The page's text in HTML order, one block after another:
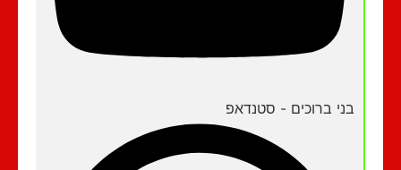
בני ברוכים - סטנדאפ